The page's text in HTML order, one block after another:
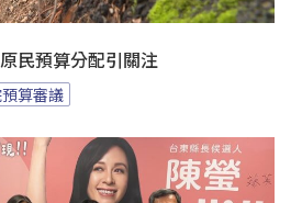
民預算分配引關注
算審議